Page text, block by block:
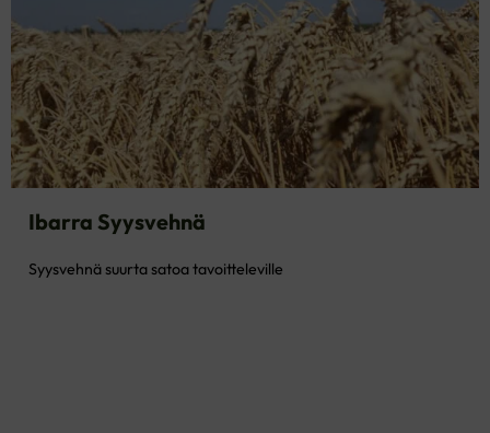
Ibarra Syysvehnä
Syysvehnä suurta satoa tavoitteleville